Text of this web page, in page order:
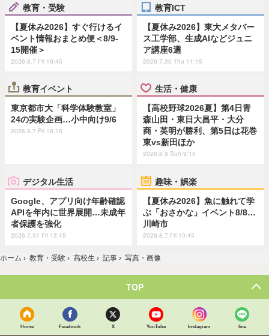
教育・受験
【夏休み2026】すぐ行けるイ
ベント情報おまとめ便＜8/9-
15開催＞
2026.8.7 Fri 19:45
教育ICT
【夏休み2026】東大メタバー
ス工学部、生成AIなどジュニ
ア講座6選
2026.7.30 Thu 11:15
教育イベント
東京都市大「科学体験教室」
24の実験企画…小中向け9/6
2026.8.7 Fri 18:15
生活・健康
【高校野球2026夏】第4日青
森山田・東日大昌平・大分
商・英明が勝利、第5日は花巻
東vs新田ほか
2026.8.9 Sun 9:15
デジタル生活
Google、アプリ向け年齢確認
APIを年内に世界展開…未成年
者保護を強化
2026.7.31 Fri 13:45
趣味・娯楽
【夏休み2026】魚に触れて学
ぶ「おさかな」イベント8/8…
川崎市
2026.8.7 Fri 10:45
ホーム › 教育・受験 › 高校生 › 記事 › 写真・画像
TOP
Home Facebook X YouTube Instagram line